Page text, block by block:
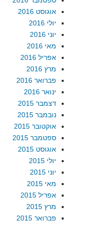
אוגוסט 2016
יולי 2016
יוני 2016
מאי 2016
אפריל 2016
מרץ 2016
פברואר 2016
ינואר 2016
דצמבר 2015
נובמבר 2015
אוקטובר 2015
ספטמבר 2015
אוגוסט 2015
יולי 2015
יוני 2015
מאי 2015
אפריל 2015
מרץ 2015
פברואר 2015